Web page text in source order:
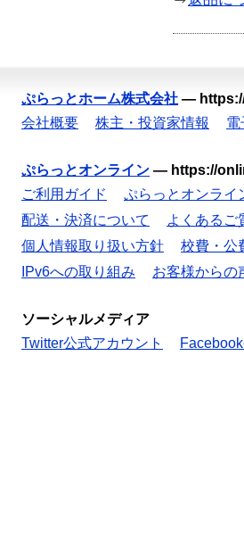
ぷらっとホーム株式会社 —
会社概要
株主・投資家情報 電
ぷらっとオンライン — https://
ご利用ガイド
ぷらっとオンライ
配送・決済について
よくあるご
個人情報取り扱い方針
校費・公
IPv6への取り組み
お客様からの
ソーシャルメディア
Twitter公式アカウント